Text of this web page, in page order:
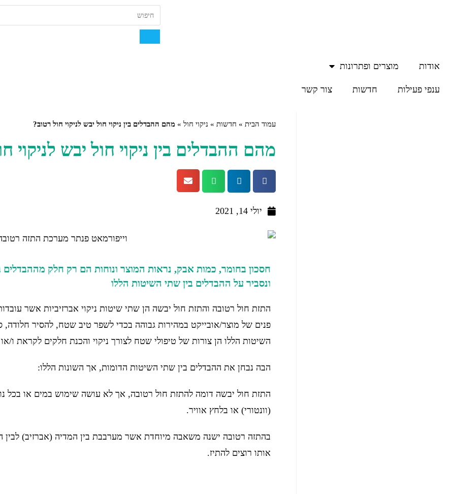
אודות מוצרים ופתרונות
ענפי פעילות חדשות צור קשר
עמוד הבית » חדשות » ניקוי חול » מהם ההבדלים בין ניקוי חול יבש לניקוי חול רטוב?
מהם ההבדלים בין ניקוי חול יבש לניקוי
יולי 14, 2021
חסכון בחומר, כמות אבק, נראות המוצר ונוחות הם רק חלק
ונסביר על ההבדלים בין שתי השיטות הללו
התזת חול רטובה והתזת חול יבשה הן שתי שיטות ניקוי אברזיביות אשר
פנים של מוצר/אובייקט במהירות גבוהה בכדי לשפר טיב שטח, להסיר חלודה,
השיטות הללו הן צורות של טיפולי שטח לצורך ניקוי והכנת חלקים לקראת ו/או
הבה נבחן את ההבדלים בין שתי השיטות הדומות, אך השונות הללו:
התזת חול יבשה דומה להתזת חול רטובה, אך לא עושה שימוש במים או בכל
(וונטורי) או בלחץ אוויר.
בהתזה רטובה ישנה משאבה מיוחדת אשר מערבבת בין המדיה (אברזיב) לבין
אותו רוצים להתיז.